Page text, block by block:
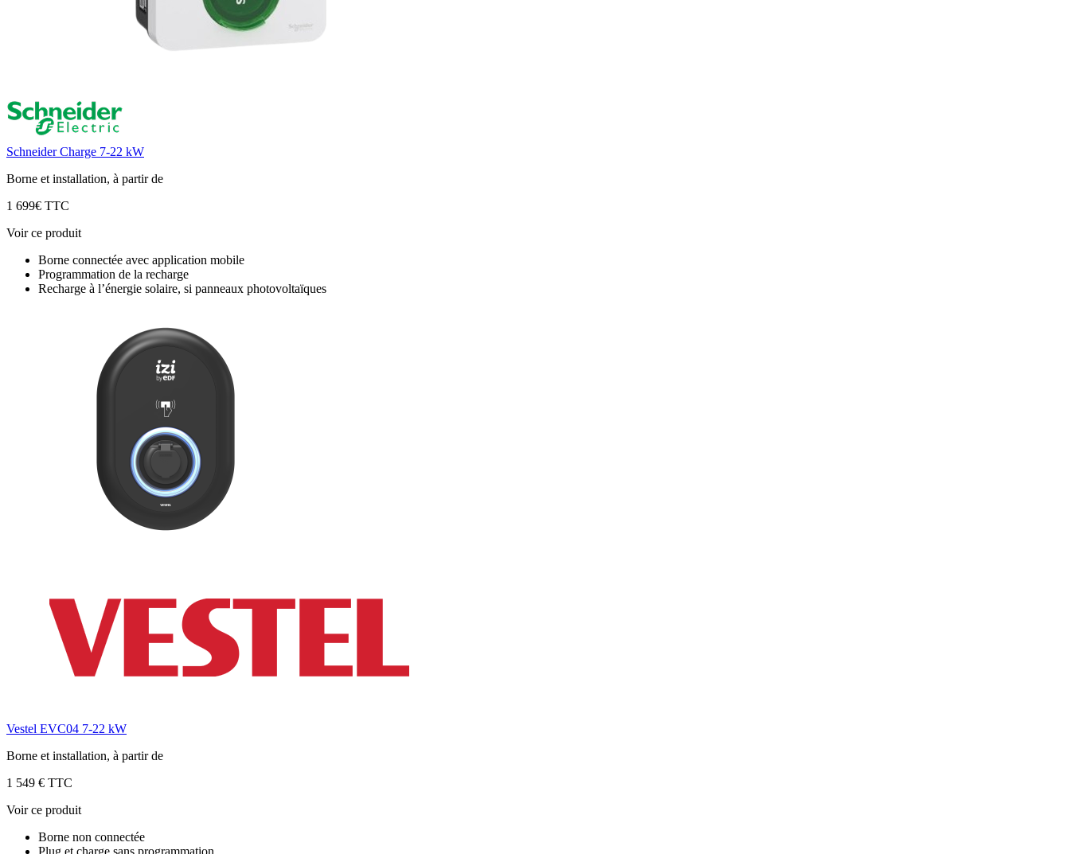
Schneider Charge 7-22 kW
Borne et installation, à partir de
1 699€ TTC
Voir ce produit
Borne connectée avec application mobile
Programmation de la recharge
Recharge à l’énergie solaire, si panneaux photovoltaïques
Vestel EVC04 7-22 kW
Borne et installation, à partir de
1 549 € TTC
Voir ce produit
Borne non connectée
Plug et charge sans programmation